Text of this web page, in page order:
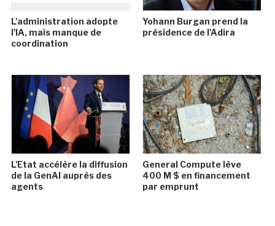
L'administration adopte
l'IA, mais manque de
coordination
Yohann Burgan prend la
présidence de l'Adira
L'Etat accélère la diffusion
de la GenAI auprès des
agents
General Compute lève
400 M $ en financement
par emprunt